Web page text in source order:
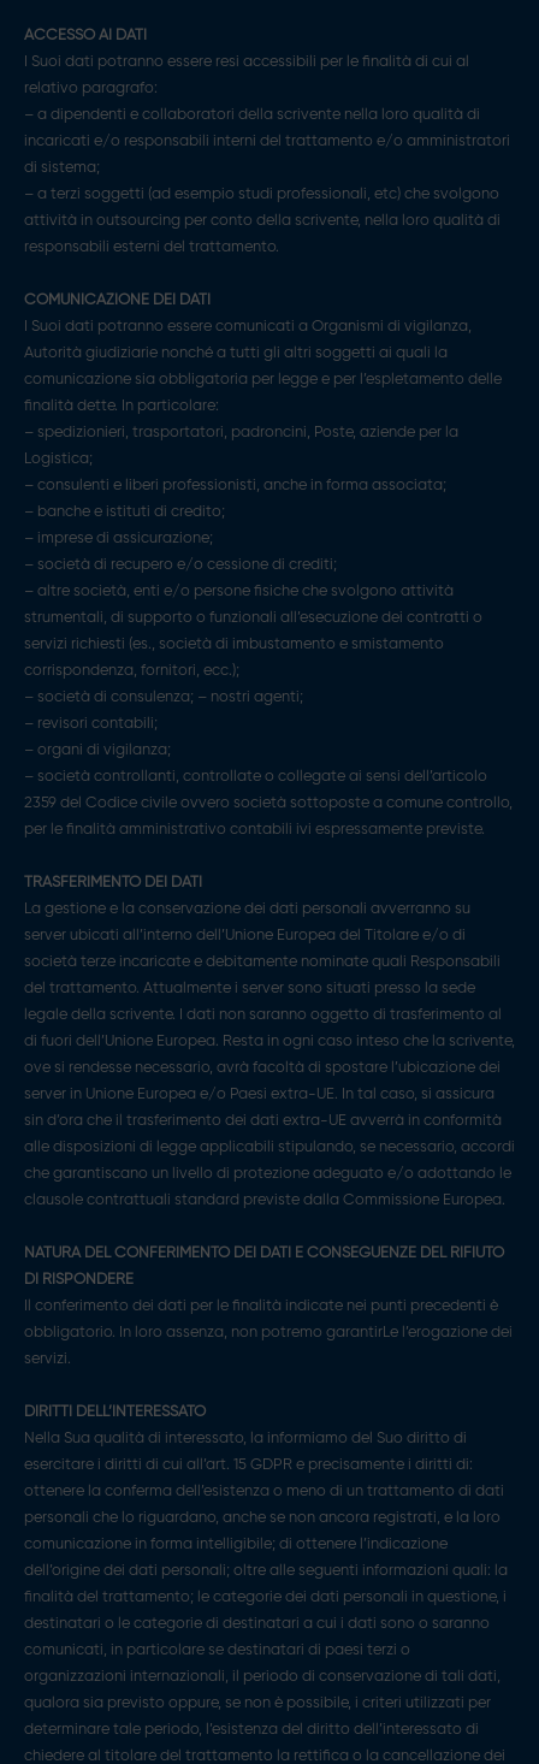
ACCESSO AI DATI
I Suoi dati potranno essere resi accessibili per le finalità di cui al
relativo paragrafo:
– a dipendenti e collaboratori della scrivente nella loro qualità di
incaricati e/o responsabili interni del trattamento e/o amministratori
di sistema;
– a terzi soggetti (ad esempio studi professionali, etc) che svolgono
attività in outsourcing per conto della scrivente, nella loro qualità di
responsabili esterni del trattamento.
COMUNICAZIONE DEI DATI
I Suoi dati potranno essere comunicati a Organismi di vigilanza,
Autorità giudiziarie nonché a tutti gli altri soggetti ai quali la
comunicazione sia obbligatoria per legge e per l’espletamento delle
finalità dette. In particolare:
– spedizionieri, trasportatori, padroncini, Poste, aziende per la
Logistica;
– consulenti e liberi professionisti, anche in forma associata;
– banche e istituti di credito;
– imprese di assicurazione;
– società di recupero e/o cessione di crediti;
– altre società, enti e/o persone fisiche che svolgono attività
strumentali, di supporto o funzionali all’esecuzione dei contratti o
servizi richiesti (es., società di imbustamento e smistamento
corrispondenza, fornitori, ecc.);
– società di consulenza; – nostri agenti;
– revisori contabili;
– organi di vigilanza;
– società controllanti, controllate o collegate ai sensi dell’articolo
2359 del Codice civile ovvero società sottoposte a comune controllo,
per le finalità amministrativo contabili ivi espressamente previste.
TRASFERIMENTO DEI DATI
La gestione e la conservazione dei dati personali avverranno su
server ubicati all’interno dell’Unione Europea del Titolare e/o di
società terze incaricate e debitamente nominate quali Responsabili
del trattamento. Attualmente i server sono situati presso la sede
legale della scrivente. I dati non saranno oggetto di trasferimento al
di fuori dell’Unione Europea. Resta in ogni caso inteso che la scrivente,
ove si rendesse necessario, avrà facoltà di spostare l’ubicazione dei
server in Unione Europea e/o Paesi extra-UE. In tal caso, si assicura
sin d’ora che il trasferimento dei dati extra-UE avverrà in conformità
alle disposizioni di legge applicabili stipulando, se necessario, accordi
che garantiscano un livello di protezione adeguato e/o adottando le
clausole contrattuali standard previste dalla Commissione Europea.
NATURA DEL CONFERIMENTO DEI DATI E CONSEGUENZE DEL RIFIUTO
DI RISPONDERE
Il conferimento dei dati per le finalità indicate nei punti precedenti è
obbligatorio. In loro assenza, non potremo garantirLe l’erogazione dei
servizi.
DIRITTI DELL’INTERESSATO
Nella Sua qualità di interessato, la informiamo del Suo diritto di
esercitare i diritti di cui all’art. 15 GDPR e precisamente i diritti di:
ottenere la conferma dell’esistenza o meno di un trattamento di dati
personali che lo riguardano, anche se non ancora registrati, e la loro
comunicazione in forma intelligibile; di ottenere l’indicazione
dell’origine dei dati personali; oltre alle seguenti informazioni quali: la
finalità del trattamento; le categorie dei dati personali in questione, i
destinatari o le categorie di destinatari a cui i dati sono o saranno
comunicati, in particolare se destinatari di paesi terzi o
organizzazioni internazionali, il periodo di conservazione di tali dati,
qualora sia previsto oppure, se non è possibile, i criteri utilizzati per
determinare tale periodo, l’esistenza del diritto dell’interessato di
chiedere al titolare del trattamento la rettifica o la cancellazione dei